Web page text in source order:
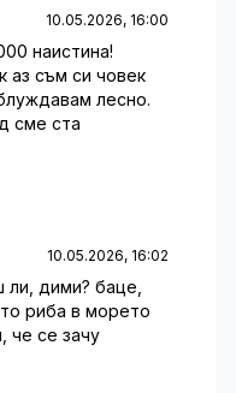
10.05.2026, 16:00
наистина!
аз съм си човек
лесно.
сме ста
10.05.2026, 16:02
ли, дими? баце,
риба в морето
че се зачу